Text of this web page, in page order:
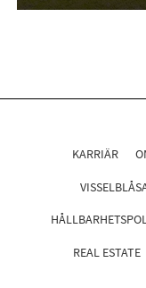
KARRIÄR
REAL ESTATE